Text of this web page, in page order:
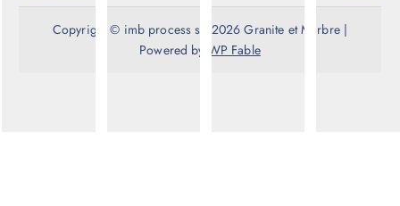
Copyright © imb process srl 2026 Granite et Marbre |
Powered by
WP Fable